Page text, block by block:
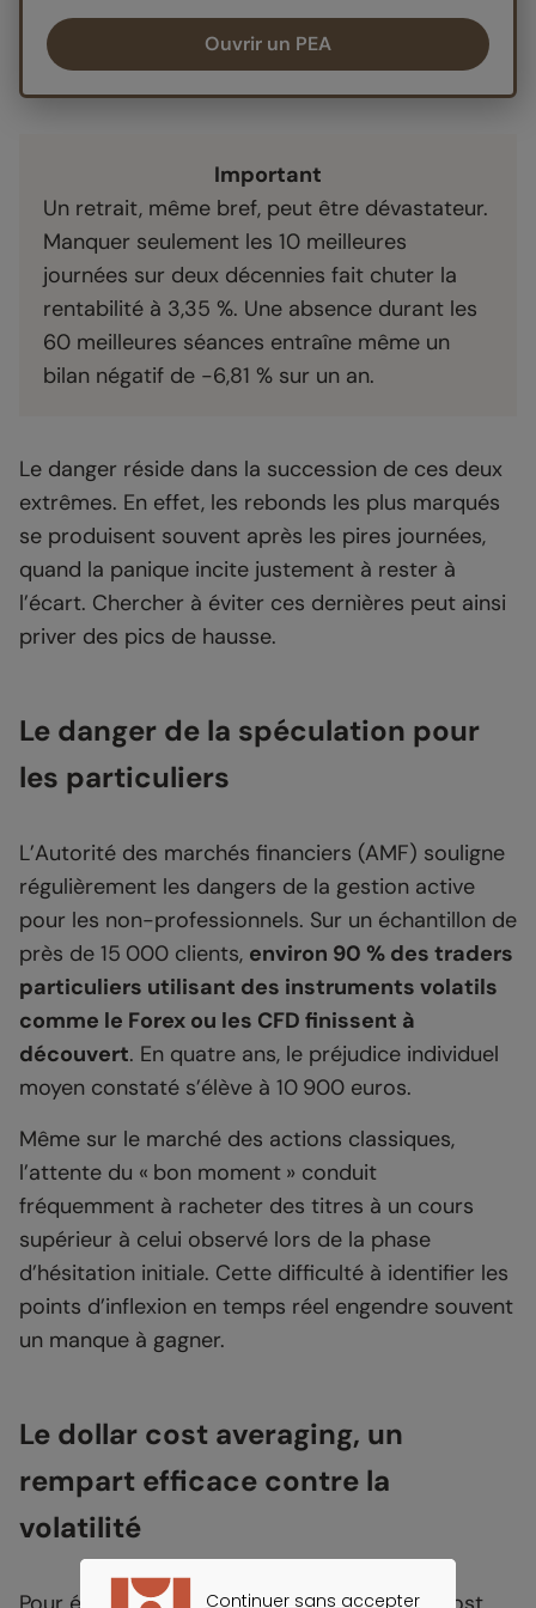
Ouvrir un PEA
Important
Un retrait, même bref, peut être dévastateur.
Manquer seulement les 10 meilleures
journées sur deux décennies fait chuter la
rentabilité à 3,35 %. Une absence durant les
60 meilleures séances entraîne même un
bilan négatif de -6,81 % sur un an.
Le danger réside dans la succession de ces deux
extrêmes. En effet, les rebonds les plus marqués
se produisent souvent après les pires journées,
quand la panique incite justement à rester à
l’écart. Chercher à éviter ces dernières peut ainsi
priver des pics de hausse.
Le danger de la spéculation pour
les particuliers
L’Autorité des marchés financiers (AMF) souligne
régulièrement les dangers de la gestion active
pour les non-professionnels. Sur un échantillon de
près de 15 000 clients, environ 90 % des traders
particuliers utilisant des instruments volatils
comme le Forex ou les CFD finissent à
découvert. En quatre ans, le préjudice individuel
moyen constaté s’élève à 10 900 euros.
Même sur le marché des actions classiques,
l’attente du « bon moment » conduit
fréquemment à racheter des titres à un cours
supérieur à celui observé lors de la phase
d’hésitation initiale. Cette difficulté à identifier les
points d’inflexion en temps réel engendre souvent
un manque à gagner.
Le dollar cost averaging, un
rempart efficace contre la
volatilité
Continuer sans accepter